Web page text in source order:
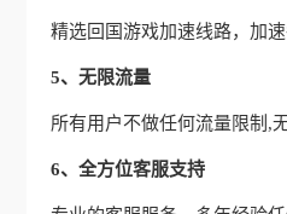
精选回国游戏加速线路，加
5、无限流量
所有用户不做任何流量限制,
6、全方位客服支持